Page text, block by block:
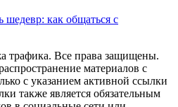
шедевр: как общаться с
трафика. Все права защищены.
материалов с
с указанием активной ссылки
также является обязательным